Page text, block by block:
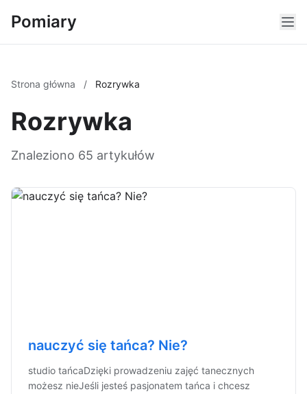
Pomiary
Strona główna / Rozrywka
Rozrywka
Znaleziono 65 artykułów
nauczyć się tańca? Nie?
studio tańcaDzięki prowadzeniu zajęć tanecznych
możesz nieJeśli jesteś pasjonatem tańca i chcesz